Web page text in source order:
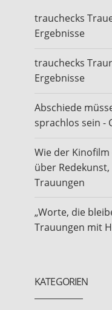
trauchecks
Ergebnisse
trauchecks
Ergebnisse
Abschiede
sprachlos sein -
Wie der Kinofilm
über
Trauungen
„Worte, die
Trauungen mit
KATEGORIEN